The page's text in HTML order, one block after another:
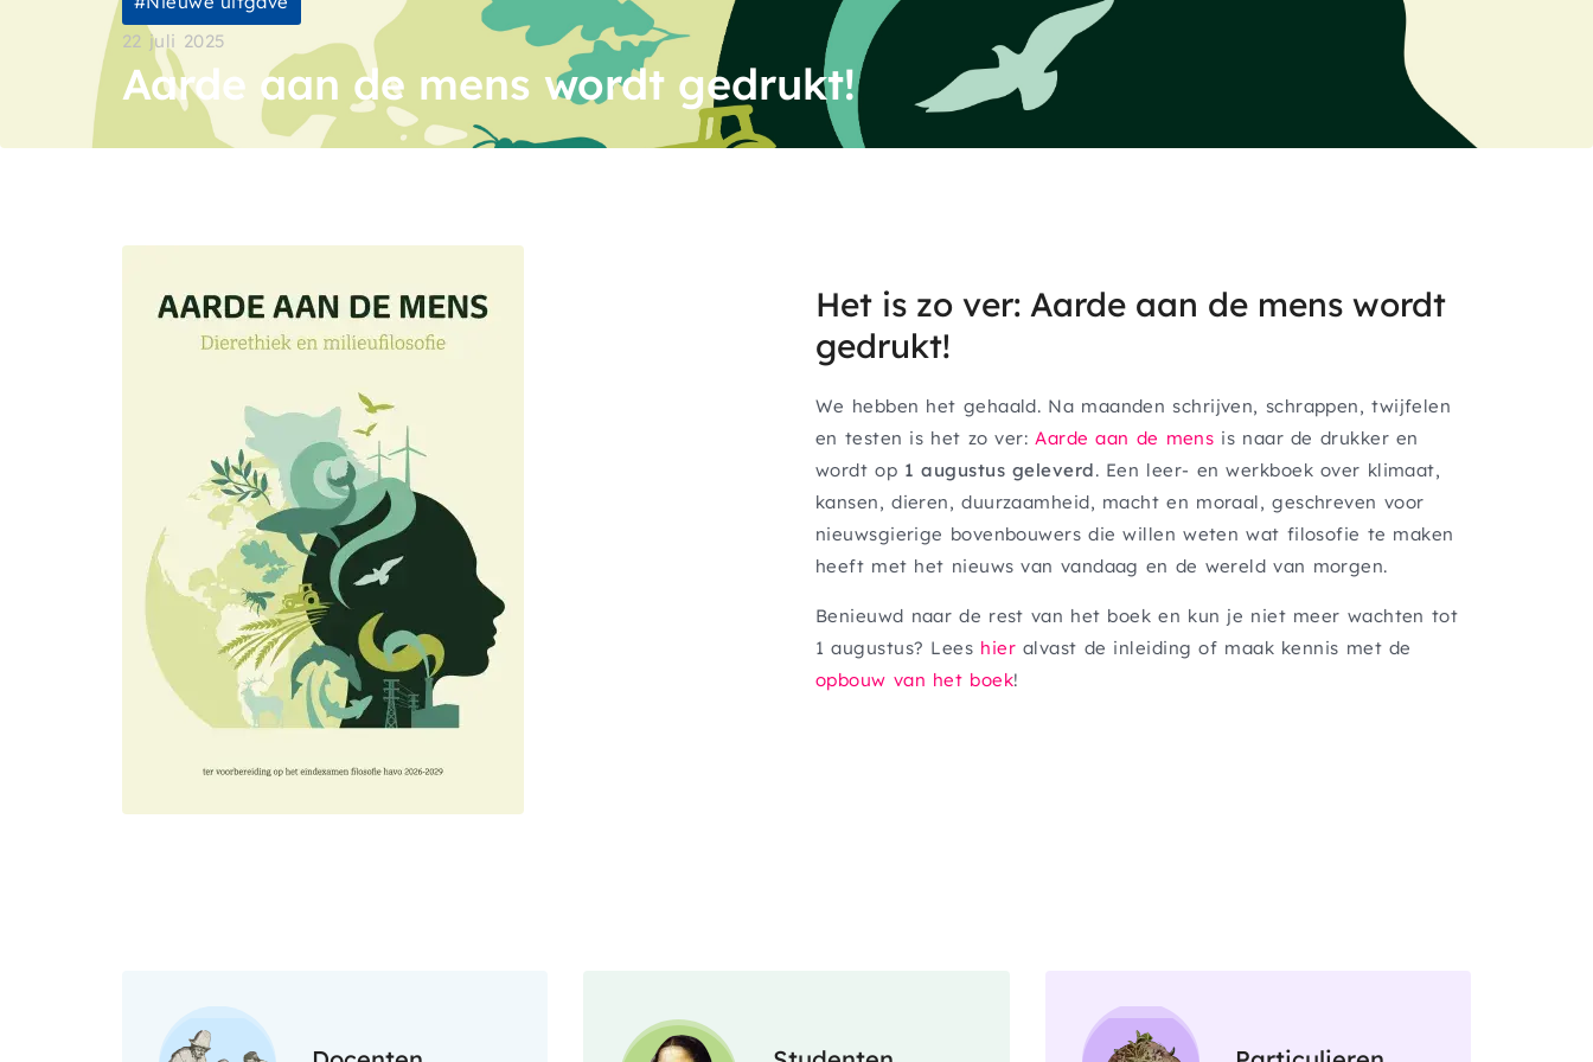
22 juli 2025
Aarde aan de mens wordt gedrukt!
Het is zo ver: Aarde aan de mens wordt
gedrukt!
We hebben het gehaald. Na maanden schrijven, schrappen, twijfelen
en testen is het zo ver:Aarde aan de mens is naar de drukker en
wordt op 1 augustus geleverd. Een leer- en werkboek over klimaat,
kansen, dieren, duurzaamheid, macht en moraal, geschreven voor
nieuwsgierige bovenbouwers die willen weten wat filosofie te maken
heeft met het nieuws van vandaag en de wereld van morgen.
Benieuwd naar de rest van het boek en kun je niet meer wachten tot
1 augustus? Lees hieralvast de inleiding of maak kennis met de
opbouw van het boek!
Afbeelding Afbeelding Afbeelding